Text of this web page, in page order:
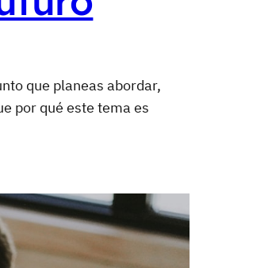
que planeas abordar,
por qué este tema es